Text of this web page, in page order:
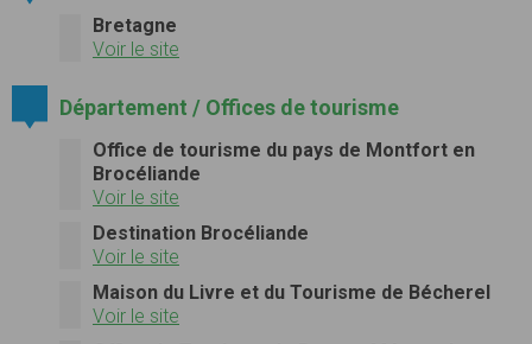
Bretagne
Voir le site
Département / Offices de tourisme
Office de tourisme du pays de Montfort en
Brocéliande
Voir le site
Destination Brocéliande
Voir le site
Maison du Livre et du Tourisme de Bécherel
Voir le site